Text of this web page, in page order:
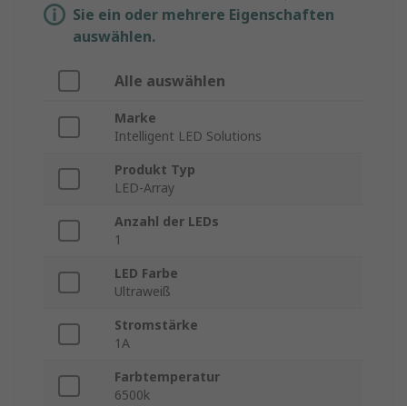
Sie ein oder mehrere Eigenschaften
auswählen.
Alle auswählen
Marke
Intelligent LED Solutions
Produkt Typ
LED-Array
Anzahl der LEDs
1
LED Farbe
Ultraweiß
Stromstärke
1A
Farbtemperatur
6500k